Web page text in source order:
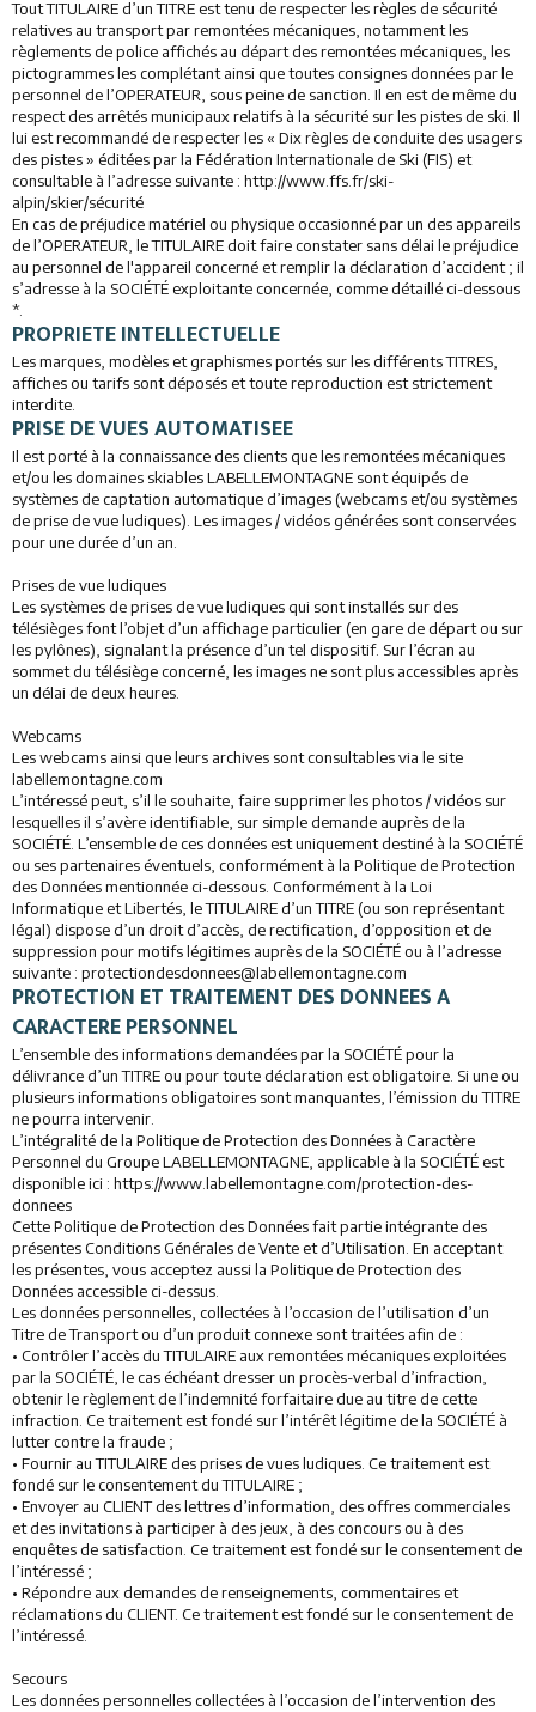
Tout TITULAIRE d’un TITRE est tenu de respecter les règles de sécurité
relatives au transport par remontées mécaniques, notamment les
règlements de police affichés au départ des remontées mécaniques, les
pictogrammes les complétant ainsi que toutes consignes données par le
personnel de l’OPERATEUR, sous peine de sanction. Il en est de même du
respect des arrêtés municipaux relatifs à la sécurité sur les pistes de ski. Il
lui est recommandé de respecter les « Dix règles de conduite des usagers
des pistes » éditées par la Fédération Internationale de Ski (FIS) et
consultable à l’adresse suivante : http://www.ffs.fr/ski-
alpin/skier/sécurité
En cas de préjudice matériel ou physique occasionné par un des appareils
de l’OPERATEUR, le TITULAIRE doit faire constater sans délai le préjudice
au personnel de l'appareil concerné et remplir la déclaration d’accident ; il
s’adresse à la SOCIÉTÉ exploitante concernée, comme détaillé ci-dessous
*.
PROPRIETE INTELLECTUELLE
Les marques, modèles et graphismes portés sur les différents TITRES,
affiches ou tarifs sont déposés et toute reproduction est strictement
interdite.
PRISE DE VUES AUTOMATISEE
Il est porté à la connaissance des clients que les remontées mécaniques
et/ou les domaines skiables LABELLEMONTAGNE sont équipés de
systèmes de captation automatique d’images (webcams et/ou systèmes
de prise de vue ludiques). Les images / vidéos générées sont conservées
pour une durée d’un an.
Prises de vue ludiques
Les systèmes de prises de vue ludiques qui sont installés sur des
télésièges font l’objet d’un affichage particulier (en gare de départ ou sur
les pylônes), signalant la présence d’un tel dispositif. Sur l’écran au
sommet du télésiège concerné, les images ne sont plus accessibles après
un délai de deux heures.
Webcams
Les webcams ainsi que leurs archives sont consultables via le site
labellemontagne.com
L’intéressé peut, s’il le souhaite, faire supprimer les photos / vidéos sur
lesquelles il s’avère identifiable, sur simple demande auprès de la
SOCIÉTÉ. L’ensemble de ces données est uniquement destiné à la SOCIÉTÉ
ou ses partenaires éventuels, conformément à la Politique de Protection
des Données mentionnée ci-dessous. Conformément à la Loi
Informatique et Libertés, le TITULAIRE d’un TITRE (ou son représentant
légal) dispose d’un droit d’accès, de rectification, d’opposition et de
suppression pour motifs légitimes auprès de la SOCIÉTÉ ou à l’adresse
suivante : protectiondesdonnees@labellemontagne.com
PROTECTION ET TRAITEMENT DES DONNEES A
CARACTERE PERSONNEL
L’ensemble des informations demandées par la SOCIÉTÉ pour la
délivrance d’un TITRE ou pour toute déclaration est obligatoire. Si une ou
plusieurs informations obligatoires sont manquantes, l’émission du TITRE
ne pourra intervenir.
L’intégralité de la Politique de Protection des Données à Caractère
Personnel du Groupe LABELLEMONTAGNE, applicable à la SOCIÉTÉ est
disponible ici : https://www.labellemontagne.com/protection-des-
donnees
Cette Politique de Protection des Données fait partie intégrante des
présentes Conditions Générales de Vente et d’Utilisation. En acceptant
les présentes, vous acceptez aussi la Politique de Protection des
Données accessible ci-dessus.
Les données personnelles, collectées à l’occasion de l’utilisation d’un
Titre de Transport ou d’un produit connexe sont traitées afin de :
• Contrôler l’accès du TITULAIRE aux remontées mécaniques exploitées
par la SOCIÉTÉ, le cas échéant dresser un procès-verbal d’infraction,
obtenir le règlement de l’indemnité forfaitaire due au titre de cette
infraction. Ce traitement est fondé sur l’intérêt légitime de la SOCIÉTÉ à
lutter contre la fraude ;
• Fournir au TITULAIRE des prises de vues ludiques. Ce traitement est
fondé sur le consentement du TITULAIRE ;
• Envoyer au CLIENT des lettres d’information, des offres commerciales
et des invitations à participer à des jeux, à des concours ou à des
enquêtes de satisfaction. Ce traitement est fondé sur le consentement de
l’intéressé ;
• Répondre aux demandes de renseignements, commentaires et
réclamations du CLIENT. Ce traitement est fondé sur le consentement de
l’intéressé.
Secours
Les données personnelles collectées à l’occasion de l’intervention des